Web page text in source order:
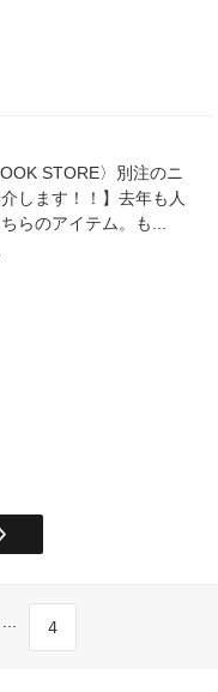
STORE〉別注のニ
します！！】去年も人
らのアイテム。も...
... 4